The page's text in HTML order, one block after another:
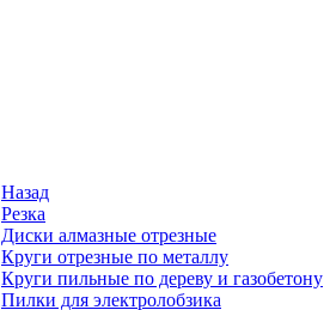
Назад
Резка
Диски алмазные отрезные
Круги отрезные по металлу
Круги пильные по дереву и газобетону
Пилки для электролобзика